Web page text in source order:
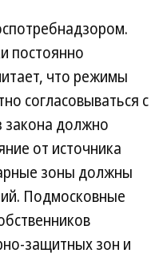
постоянно
что режимы
согласовываться с
закона должно
от источника
зоны должны
Подмосковные
защитных зон и